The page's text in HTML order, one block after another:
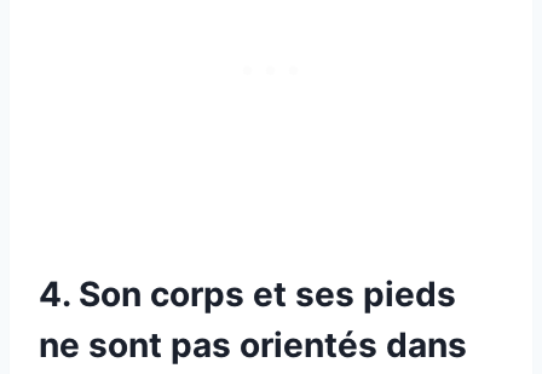
4. Son corps et ses pieds
ne sont pas orientés dans